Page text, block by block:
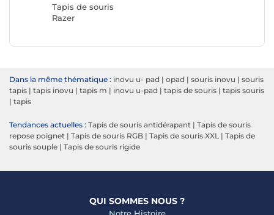
Tapis de souris
Razer
Dans la même thématique : inovu u- pad | opad | souris inovu | souris
tapis | tapis inovu | tapis m | inovu u-pad | tapis de souris | tapis souris
| tapis
Tendances actuelles : Tapis de souris antidérapant | Tapis de souris
repose poignet | Tapis de souris RGB | Tapis de souris XXL | Tapis de
souris souple | Tapis de souris rigide
QUI SOMMES NOUS ?
Notre Histoire